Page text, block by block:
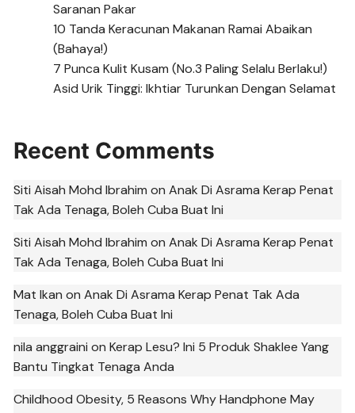
Saranan Pakar
10 Tanda Keracunan Makanan Ramai Abaikan
(Bahaya!)
7 Punca Kulit Kusam (No.3 Paling Selalu Berlaku!)
Asid Urik Tinggi: Ikhtiar Turunkan Dengan Selamat
Recent Comments
Siti Aisah Mohd Ibrahim onAnak Di Asrama Kerap Penat
Tak Ada Tenaga, Boleh Cuba Buat Ini
Siti Aisah Mohd Ibrahim onAnak Di Asrama Kerap Penat
Tak Ada Tenaga, Boleh Cuba Buat Ini
Mat Ikan onAnak Di Asrama Kerap Penat Tak Ada
Tenaga, Boleh Cuba Buat Ini
nila anggraini onKerap Lesu? Ini 5 Produk Shaklee Yang
Bantu Tingkat Tenaga Anda
Childhood Obesity, 5 Reasons Why Handphone May